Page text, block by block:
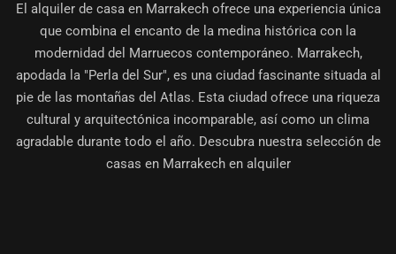
El alquiler de casa en Marrakech ofrece una experiencia única
que combina el encanto de la medina histórica con la
modernidad del Marruecos contemporáneo. Marrakech,
apodada la "Perla del Sur", es una ciudad fascinante situada al
pie de las montañas del Atlas. Esta ciudad ofrece una riqueza
cultural y arquitectónica incomparable, así como un clima
agradable durante todo el año. Descubra nuestra selección de
casas en Marrakech en alquiler